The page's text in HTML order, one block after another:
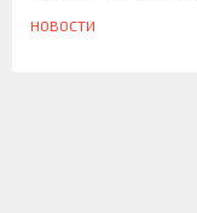
НОВОСТИ